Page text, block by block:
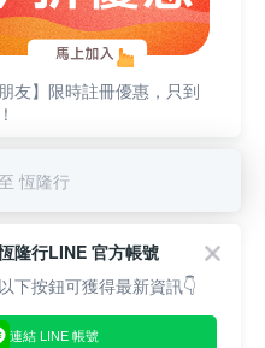
朋友】限時註冊優惠，只到
恆隆行
隆行LINE 官方帳號
下按鈕可獲得最新資訊👇
連結 LINE 帳號